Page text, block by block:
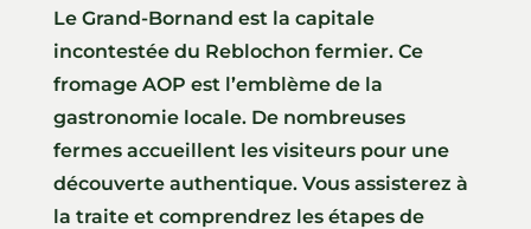
Le Grand-Bornand est la capitale
incontestée du Reblochon fermier. Ce
fromage AOP est l’emblème de la
gastronomie locale. De nombreuses
fermes accueillent les visiteurs pour une
découverte authentique. Vous assisterez à
la traite et comprendrez les étapes de